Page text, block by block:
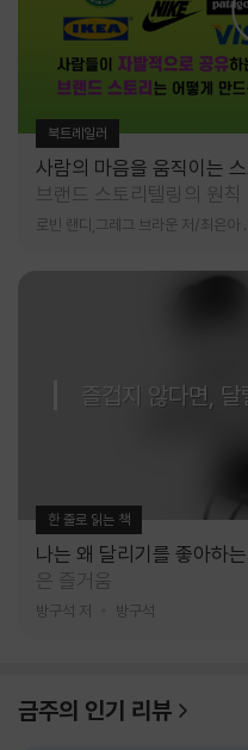
북트레일러
사람의 마음을 움직이는 스
브랜드 스토리텔링의 원칙
즐겁지 않다면,
한 줄로 읽는 책
나는 왜 달리기를 좋아하
은 즐거움
방구석 저 방구석
금주의 인기 리뷰